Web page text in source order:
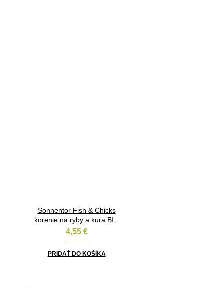
Sonnentor Fish & Chicks
korenie na ryby a kura BIO
55g
4,55 €
PRIDAŤ DO KOŠÍKA